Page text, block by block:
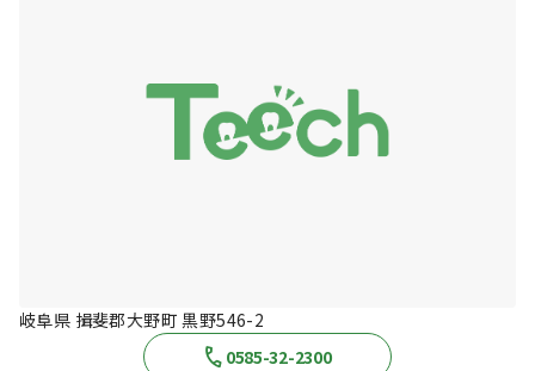
岐阜県 揖斐郡大野町 黒野546-2
0585-32-2300